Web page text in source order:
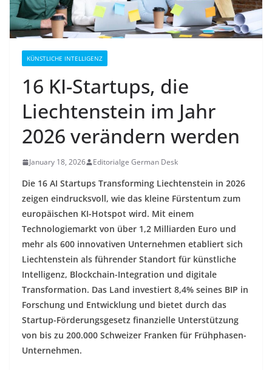
KÜNSTLICHE INTELLIGENZ
16 KI-Startups, die
Liechtenstein im Jahr
2026 verändern werden
January 18, 2026 Editorialge German Desk
Die 16 AI Startups Transforming Liechtenstein in 2026
zeigen eindrucksvoll, wie das kleine Fürstentum zum
europäischen KI-Hotspot wird. Mit einem
Technologiemarkt von über 1,2 Milliarden Euro und
mehr als 600 innovativen Unternehmen etabliert sich
Liechtenstein als führender Standort für künstliche
Intelligenz, Blockchain-Integration und digitale
Transformation. Das Land investiert 8,4% seines BIP in
Forschung und Entwicklung und bietet durch das
Startup-Förderungsgesetz finanzielle Unterstützung
von bis zu 200.000 Schweizer Franken für Frühphasen-
Unternehmen.​